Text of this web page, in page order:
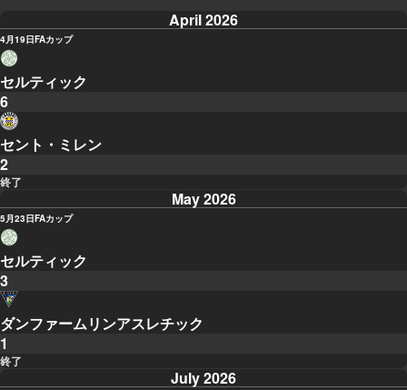
April 2026
4月19日FAカップ
セルティック
6
セント・ミレン
2
終了
May 2026
5月23日FAカップ
セルティック
3
ダンファームリンアスレチック
1
終了
July 2026